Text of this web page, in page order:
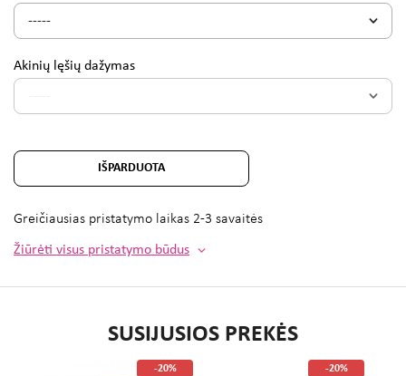
Akinių lęšių dažymas
IŠPARDUOTA
Greičiausias pristatymo laikas 2-3 savaitės
Žiūrėti visus pristatymo būdus
SUSIJUSIOS PREKĖS
-20% -20%